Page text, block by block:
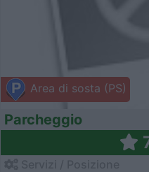
Area di sosta (PS)
Parcheggio